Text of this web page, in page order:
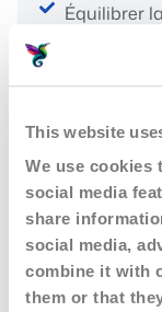
This website
We use cookies
social media
share
social media,
combine it with
them or that
Équilibrer
pour